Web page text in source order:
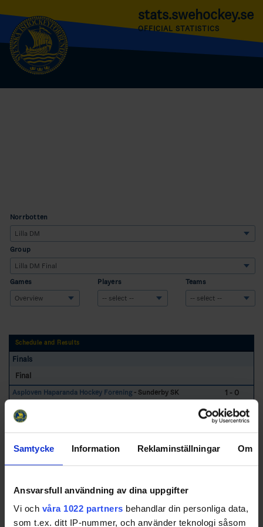
Samtycke Information Reklaminställningar Om
Ansvarsfull användning av dina uppgifter
Vi och våra 1022 partners behandlar din personliga data,
som t.ex. ditt IP-nummer, och använder teknologi såsom
stats.swehockey.se
OFFICIAL STATISTICS
Norrbotten
Group
Games Players Teams
Schedule and Results
Finals
Final
Asplöven Haparanda Hockey Förening - Sunderby SK
1 - 0
Asplöven Haparanda Hockey Förening - Sunderby SK
8 - 3
Swehockey – Svenska Ishockeyförbundets officiella app
Swehockey ger dig tillgång till nyheter, livebevakning